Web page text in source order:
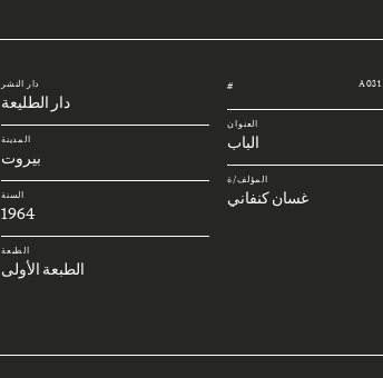
#
العنوان
الباب
المؤلف/ة
غسان كنفاني
دار النشر
دار الطليعة
المدينة
بيروت
السنة
1964
الطبعة
الطبعة الأولى